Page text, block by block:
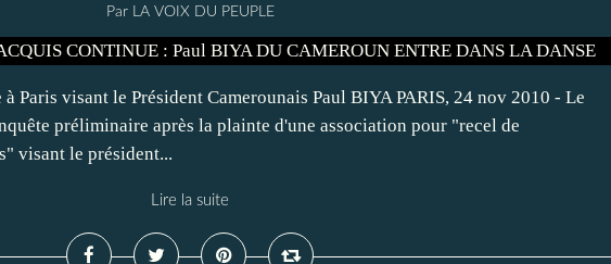
Par LA VOIX DU PEUPLE
Paris visant le Président Camerounais Paul BIYA PARIS, 24 nov 2010 - Le
préliminaire après la plainte d'une association pour "recel de
visant le président...
Lire la suite